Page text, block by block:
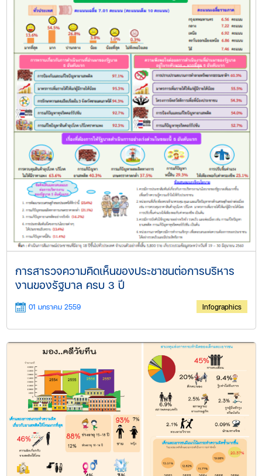
การสารวจความคิดเห็นของประชาชนต่อการบริหาร
งานของรัฐบาล ครบ 3 ปี
01 มกราคม 2559 Infographics